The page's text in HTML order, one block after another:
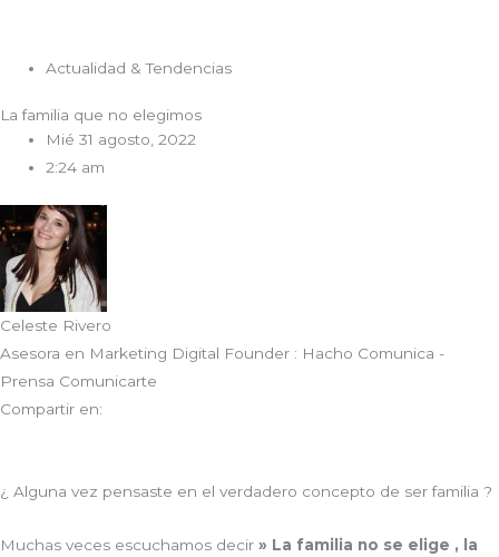
Actualidad & Tendencias
La familia que no elegimos
Mié 31 agosto, 2022
2:24 am
Celeste Rivero
Asesora en Marketing Digital Founder : Hacho Comunica -
Prensa Comunicarte
Compartir en:
¿ Alguna vez pensaste en el verdadero concepto de ser familia ?
Muchas veces escuchamos decir » La familia no se elige , la